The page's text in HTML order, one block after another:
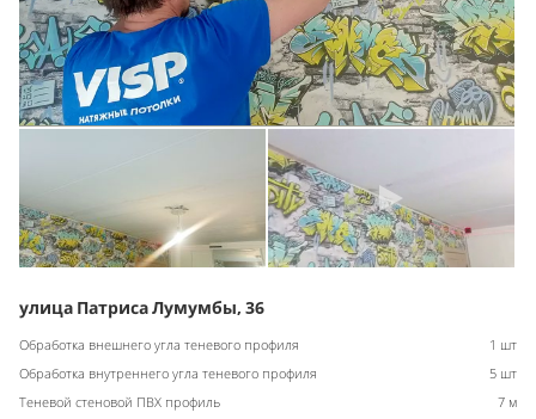
улица Патриса Лумумбы, 36
Обработка внешнего угла теневого профиля
1 шт
Обработка внутреннего угла теневого профиля
5 шт
Теневой стеновой ПВХ профиль
7 м